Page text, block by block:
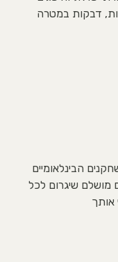
דבקות במטרה
הבינלאומיים
מושלם שיגרום לכל
אותך